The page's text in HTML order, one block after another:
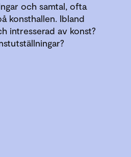
och samtal, ofta
konsthallen. Ibland
intresserad av konst?